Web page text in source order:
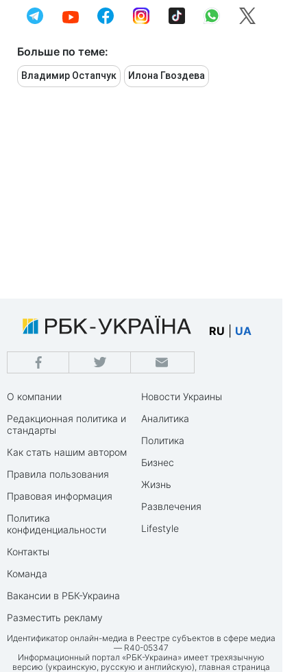
Больше по теме:
Владимир Остапчук Илона Гвоздева
RU UA
О компании
Редакционная политика и
стандарты
Как стать нашим автором
Правила пользования
Правовая информация
Политика
конфиденциальности
Контакты
Команда
Вакансии в РБК-Украина
Разместить рекламу
Новости Украины
Аналитика
Политика
Бизнес
Жизнь
Развлечения
Lifestyle
Идентификатор онлайн-медиа в Реестре субъектов в сфере медиа
— R40-05347
Информационный портал «РБК-Украина» имеет трехязычную
версию (украинскую, русскую и английскую), главная страница